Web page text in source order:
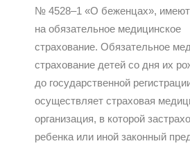
№ 4528–1 «О беженцах»,
на обязательное медицинское
страхование. Обязательное
страхование детей со дня их
до государственной
осуществляет страховая
организация, в которой
ребенка или иной законный